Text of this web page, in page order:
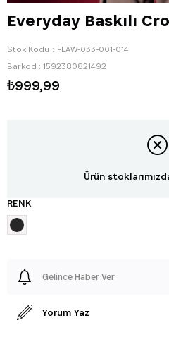
Everyday Baskılı
Stok Kodu
FLAW-033-001-014
Barkod : 1592380821492
₺999,99
Ürün
RENK
Gelince Haber Ver
Yorum Yaz